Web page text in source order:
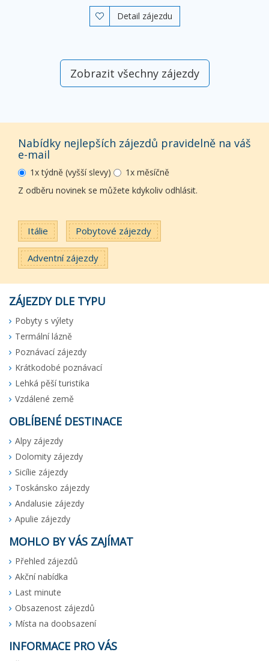
 Detail zájezdu
Zobrazit všechny zájezdy
Nabídky nejlepších zájezdů pravidelně na váš
e-mail
1x týdně (vyšší slevy)
1x měsíčně
Z odběru novinek se můžete kdykoliv odhlásit.
Itálie Pobytové zájezdy
Adventní zájezdy
ZÁJEZDY DLE TYPU
Pobyty s výlety
Termální lázně
Poznávací zájezdy
Krátkodobé poznávací
Lehká pěší turistika
Vzdálené země
OBLÍBENÉ DESTINACE
Alpy zájezdy
Dolomity zájezdy
Sicílie zájezdy
Toskánsko zájezdy
Andalusie zájezdy
Apulie zájezdy
MOHLO BY VÁS ZAJÍMAT
Přehled zájezdů
Akční nabídka
Last minute
Obsazenost zájezdů
Místa na doobsazení
INFORMACE PRO VÁS